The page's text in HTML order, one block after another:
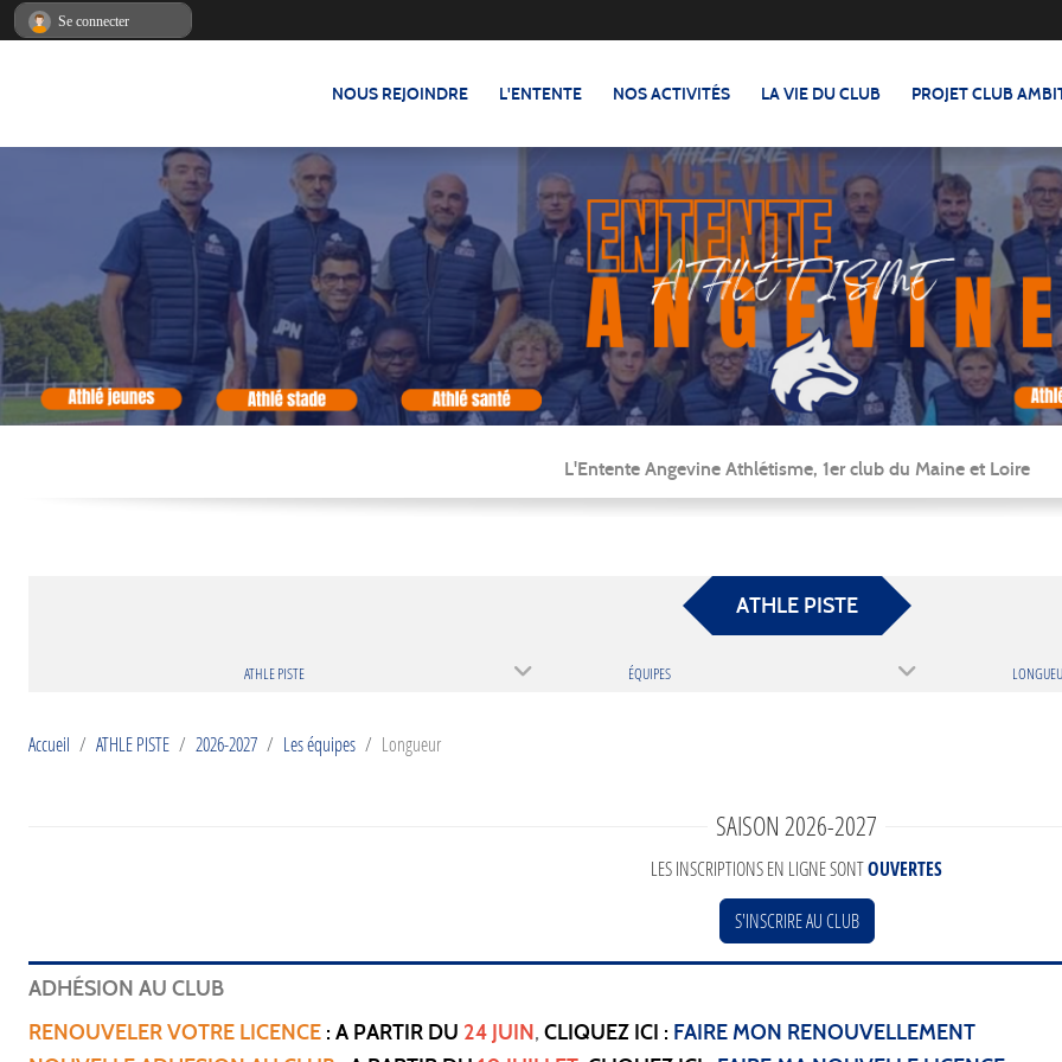
NOUS REJOINDRE L'ENTENTE NOS ACTIVITÉS LA VIE DU CLUB PROJET CLUB
L'Entente Angevine Athlétisme, 1er club du Maine et Loire
ATHLE PISTE
ATHLE PISTE ÉQUIPES
Accueil ATHLE PISTE 2026-2027 Les équipes Longueur
SAISON 2026-2027
LES INSCRIPTIONS EN LIGNE SONTOUVERTES
S'INSCRIRE AU CLUB
ADHÉSION AU CLUB
RENOUVELER VOTRE LICENCE : A PARTIR DU 24 JUIN, CLIQUEZ ICI : FAIRE MON RENOUVELLEMENT
Se connecter
Panneau de gestion des cookies